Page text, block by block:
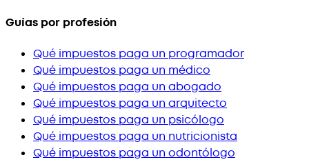
Guías por profesión
Qué impuestos paga un programador
Qué impuestos paga un médico
Qué impuestos paga un abogado
Qué impuestos paga un arquitecto
Qué impuestos paga un psicólogo
Qué impuestos paga un nutricionista
Qué impuestos paga un odontólogo